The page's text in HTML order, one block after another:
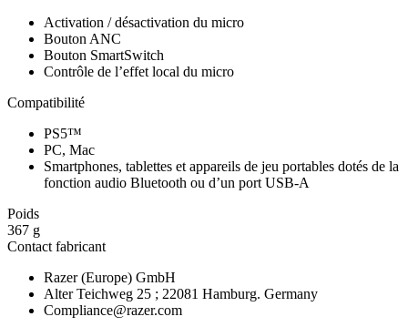
Activation / désactivation du micro
Bouton ANC
Bouton SmartSwitch
Contrôle de l’effet local du micro
Compatibilité
PS5™
PC, Mac
Smartphones, tablettes et appareils de jeu portables dotés de la
fonction audio Bluetooth ou d’un port USB-A
Poids
367 g
Contact fabricant
Razer (Europe) GmbH
Alter Teichweg 25 ; 22081 Hamburg. Germany
Compliance@razer.com